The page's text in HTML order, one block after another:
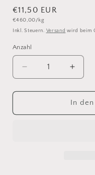
Normaler
Preis
€11,50 EUR
Grundpreis
€460,00/kg
Inkl. Steuern. Versand wird beim
Anzahl
Anzahl
Verringere
die
Menge
Sandnes
Erhöhe
die
für
In